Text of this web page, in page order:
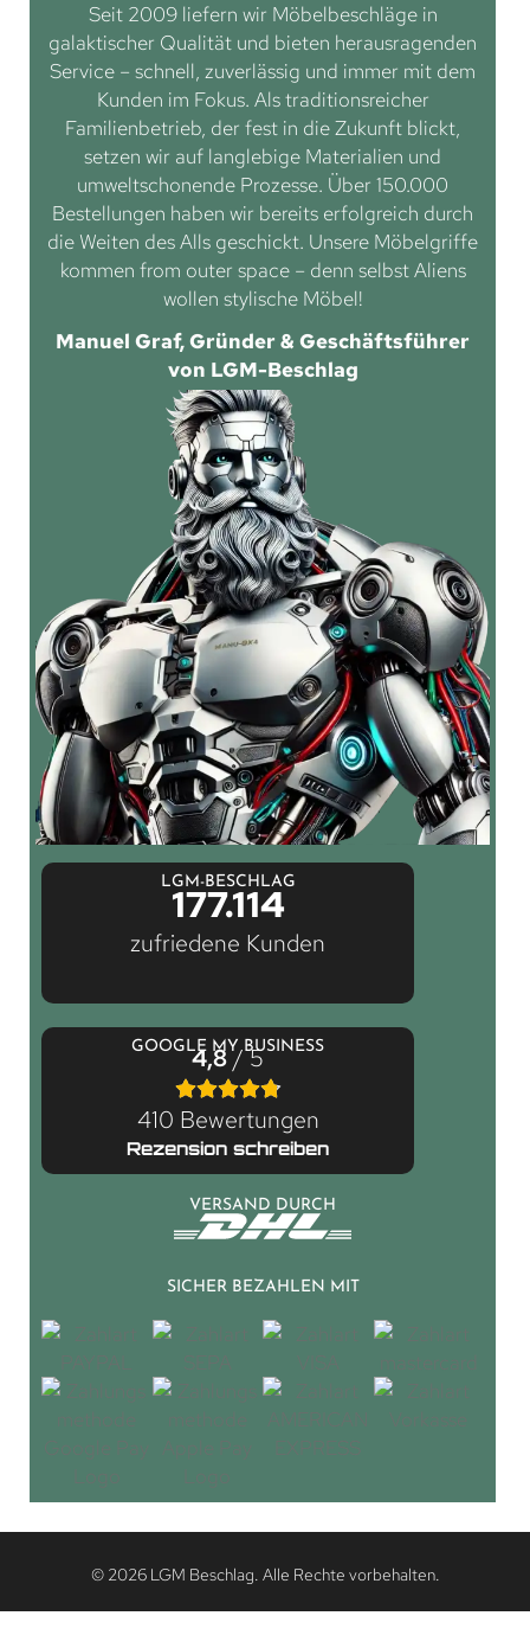
Seit 2009 liefern wir Möbelbeschläge in
galaktischer Qualität und bieten herausragenden
Service – schnell, zuverlässig und immer mit dem
Kunden im Fokus. Als traditionsreicher
Familienbetrieb, der fest in die Zukunft blickt,
setzen wir auf langlebige Materialien und
umweltschonende Prozesse. Über 150.000
Bestellungen haben wir bereits erfolgreich durch
die Weiten des Alls geschickt. Unsere Möbelgriffe
kommen from outer space – denn selbst Aliens
wollen stylische Möbel!
Manuel Graf, Gründer & Geschäftsführer
von LGM-Beschlag
LGM-BESCHLAG
177.114
zufriedene Kunden
GOOGLE MY BUSINESS
4,8/ 5
410 Bewertungen
Rezension schreiben
VERSAND DURCH
SICHER BEZAHLEN MIT
© 2026 LGM Beschlag. Alle Rechte vorbehalten.